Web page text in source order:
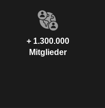
+ 1.300.000
Mitglieder